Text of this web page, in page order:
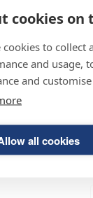
cookies on
cookies to
and usage,
and
all cookies